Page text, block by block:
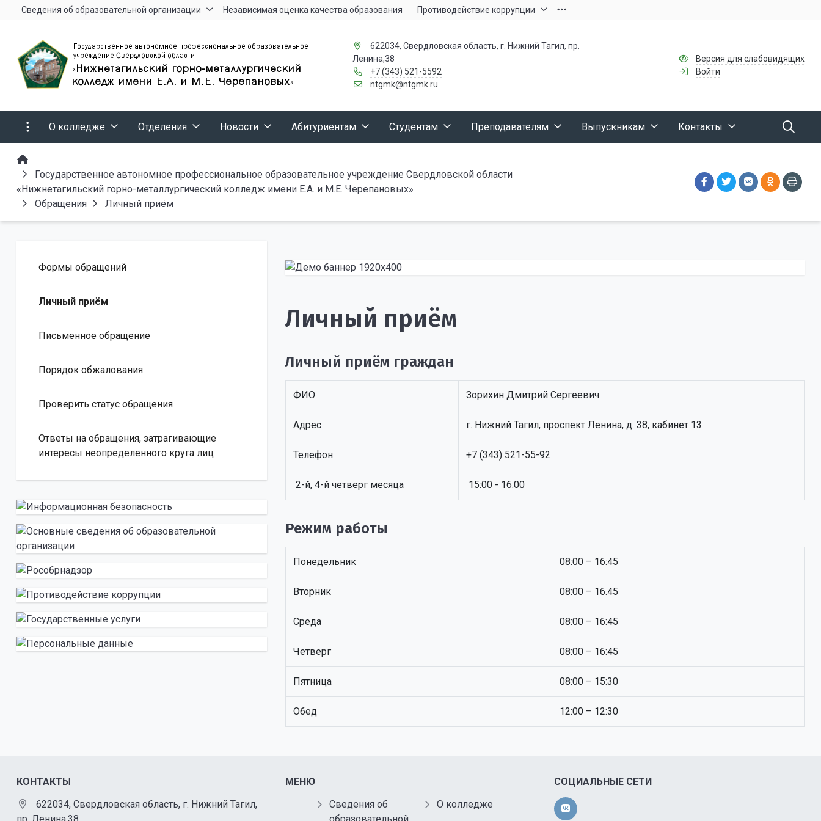
Сведения об образовательной организации Независимая оценка качества образования Противодействие коррупции
622034, Свердловская область, г. Нижний Тагил, пр.
Ленина,38
+7 (343) 521-5592
ntgmk@ntgmk.ru
Версия для слабовидящих
Войти
О колледже Отделения Новости Абитуриентам Студентам Преподавателям Выпускникам Контакты
Государственное автономное профессиональное образовательное учреждение Свердловской области
«Нижнетагильский горно-металлургический колледж имени Е.А. и М.Е. Черепановых»
Обращения
Личный приём
Формы обращений
Личный приём
Письменное обращение
Порядок обжалования
Проверить статус обращения
Ответы на обращения, затрагивающие
интересы неопределенного круга лиц
Личный приём
Личный приём граждан
ФИО Зорихин Дмитрий Сергеевич
Адрес г. Нижний Тагил, проспект Ленина, д. 38, кабинет 13
Телефон +7 (343) 521-55-92
2-й, 4-й четверг месяца 15:00 - 16:00
Режим работы
Понедельник 08:00 – 16:45
Вторник 08:00 – 16.45
Среда 08:00 – 16:45
Четверг 08:00 – 16:45
Пятница 08:00 – 15:30
Обед 12:00 – 12:30
КОНТАКТЫ
622034, Свердловская область, г. Нижний Тагил,
МЕНЮ
Сведения об
О колледже
СОЦИАЛЬНЫЕ СЕТИ